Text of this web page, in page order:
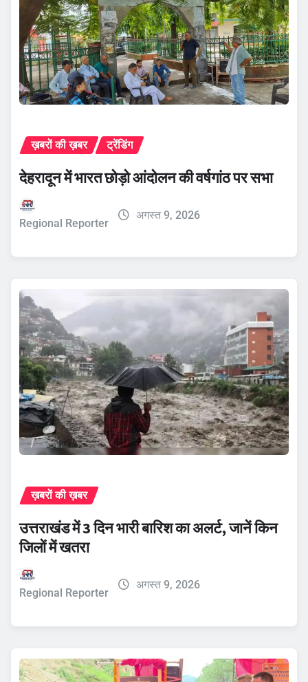
ख़बरों की ख़बर ट्रेंडिंग
देहरादून में भारत छोड़ो आंदोलन की वर्षगांठ पर सभा
Regional Reporter
अगस्त 9, 2026
ख़बरों की ख़बर
उत्तराखंड में 3 दिन भारी बारिश का अलर्ट, जानें किन
जिलों में खतरा
Regional Reporter
अगस्त 9, 2026